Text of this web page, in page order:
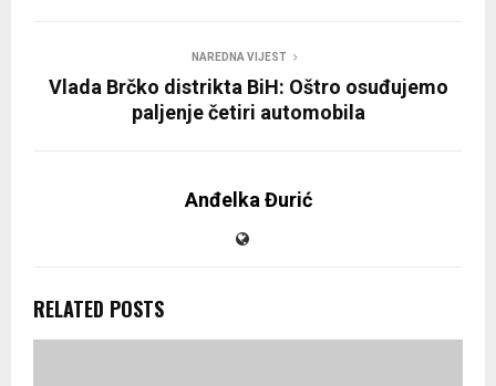
NAREDNA VIJEST
Vlada Brčko distrikta BiH: Oštro osuđujemo
paljenje četiri automobila
Anđelka Đurić
RELATED POSTS